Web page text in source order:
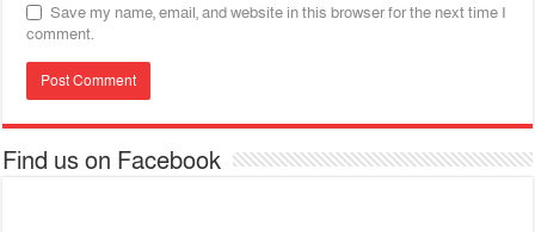
Save my name, email, and website in this browser for the next time I
comment.
Find us on Facebook